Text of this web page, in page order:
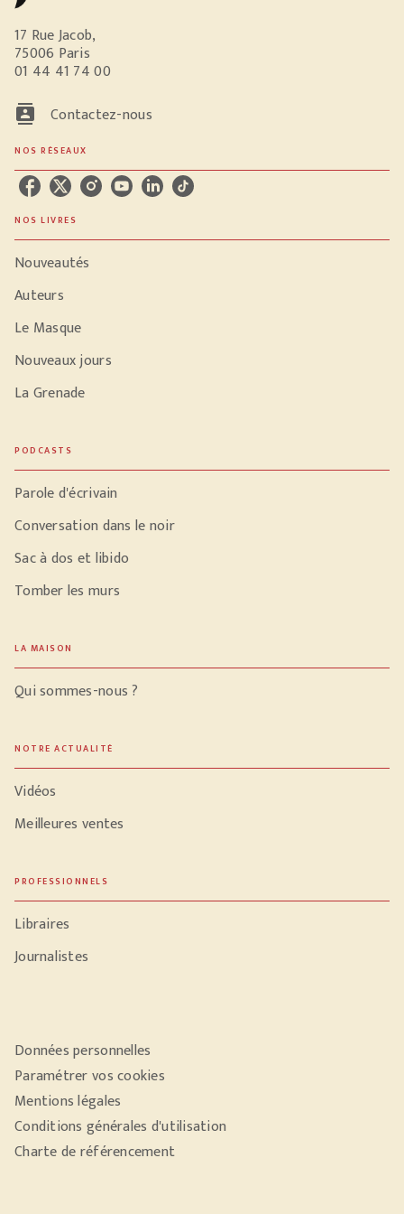
17 Rue Jacob,
75006 Paris
01 44 41 74 00
contacts Contactez-nous
NOS RÉSEAUX
NOS LIVRES
Nouveautés
Auteurs
Le Masque
Nouveaux jours
La Grenade
PODCASTS
Parole d'écrivain
Conversation dans le noir
Sac à dos et libido
Tomber les murs
LA MAISON
Qui sommes-nous ?
NOTRE ACTUALITÉ
Vidéos
Meilleures ventes
PROFESSIONNELS
Libraires
Journalistes
Données personnelles
Paramétrer vos cookies
Mentions légales
Conditions générales d'utilisation
Charte de référencement